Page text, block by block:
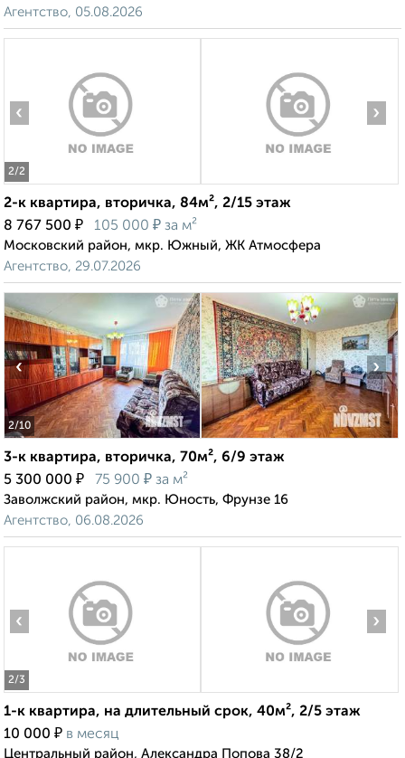
Агентство, 05.08.2026
2/2
‹ ›
2-к квартира, вторичка, 84м², 2/15 этаж
8 767 500 ₽ 105 000 ₽ за м²
Московский район, мкр. Южный, ЖК Атмосфера
Агентство, 29.07.2026
2/10
‹ ›
3-к квартира, вторичка, 70м², 6/9 этаж
5 300 000 ₽ 75 900 ₽ за м²
Заволжский район, мкр. Юность, Фрунзе 16
Агентство, 06.08.2026
2/3
‹ ›
1-к квартира, на длительный срок, 40м², 2/5 этаж
10 000 ₽ в месяц
Центральный район, Александра Попова 38/2